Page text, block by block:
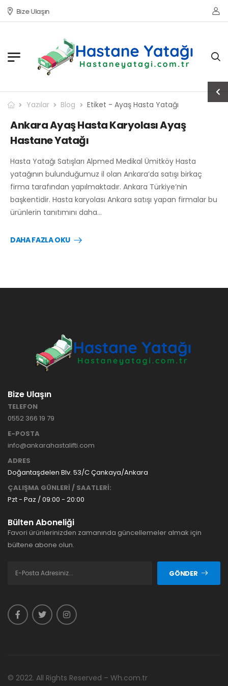
Bize Ulaşın
Yazılar Blog Etiket - Ayaş Hasta Yatağı
Ankara Ayaş Hasta Karyolası Ayaş
Hastane Yatağı
Hasta Yatağı Satışları Alpmed Medikal Ümitköy Hasta
yatağının bulunduğumuz il olan Ankara’da satışı birkaç
firma tarafından yapılmaktadır. Ankara Türkiye’nin
başkentidir. Hasta karyolası Ankara satışı yapan firmalar bu
ürünlerin tanıtımını daha…
DAHA FAZLA OKU
Bize Ulaşın
TELEFON
0552 366 19 79
E-POSTA
info@ankarahastalifti.com
ADRES
Doğantaşdelen Blv. 53/C Çankaya/Ankara
ÇALIŞMA GÜNLERİ / SAATLERİ:
Pzt - Paz / 09:00 - 20:00
Bülten Aboneliği
Favori ürünlerinizden zamanında güncellemeler almak için
bültene abone olun.
GÖNDER
© 2022. All Rights Reserved – Wh.com.tr